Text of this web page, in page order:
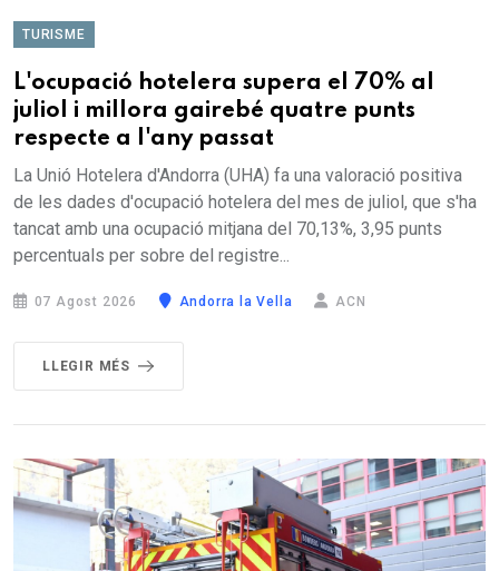
TURISME
L'ocupació hotelera supera el 70% al
juliol i millora gairebé quatre punts
respecte a l'any passat
La Unió Hotelera d'Andorra (UHA) fa una valoració positiva
de les dades d'ocupació hotelera del mes de juliol, que s'ha
tancat amb una ocupació mitjana del 70,13%, 3,95 punts
percentuals per sobre del registre...
07 Agost 2026 Andorra la Vella ACN
LLEGIR MÉS